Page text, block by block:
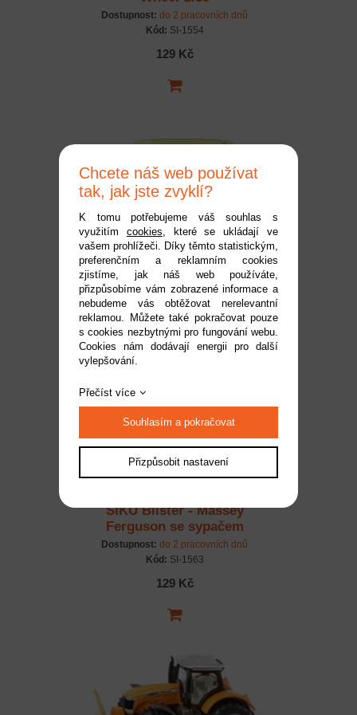
Dostupnost: do 2 pracovních dnů
Kód: SI-1554
129 Kč
SIKU Blister -
Voklswagen ID.Buzz
Dostupnost:
do 2 pracovních dnů
Kód:SI-1562
129 Kč
SIKU Blister - Massey
Ferguson se sypačem
soli 1:50
Dostupnost: do 2 pracovních dnů
Kód: SI-1563
129 Kč
Chcete náš web používat
tak, jak jste zvyklí?
K tomu potřebujeme váš souhlas s
využitím cookies, které se ukládají ve
vašem prohlížeči. Díky těmto statistickým,
preferenčním a reklamním cookies
zjistíme, jak náš web používáte,
přizpůsobíme vám zobrazené informace a
nebudeme vás obtěžovat nerelevantní
reklamou. Můžete také pokračovat pouze
s cookies nezbytnými pro fungování webu.
Cookies nám dodávají energii pro další
vylepšování.
Přečíst více
Souhlasím a pokračovat
Přizpůsobit nastavení